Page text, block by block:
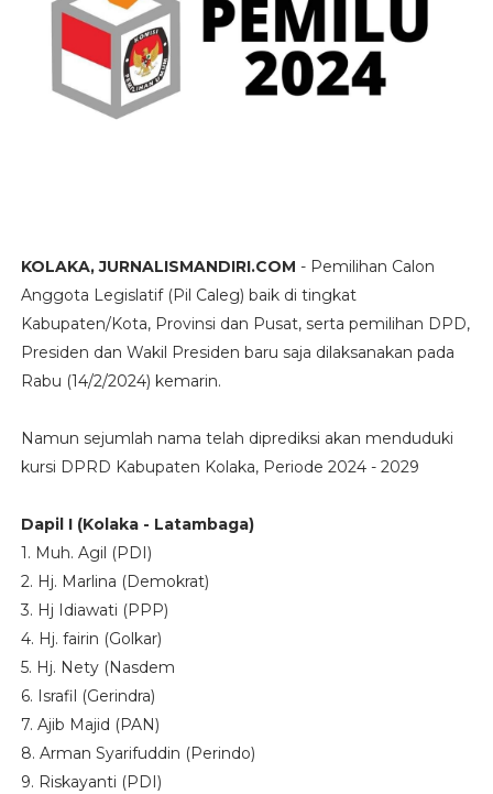
KOLAKA, JURNALISMANDIRI.COM - Pemilihan Calon
Anggota Legislatif (Pil Caleg) baik di tingkat
Kabupaten/Kota, Provinsi dan Pusat, serta pemilihan DPD,
Presiden dan Wakil Presiden baru saja dilaksanakan pada
Rabu (14/2/2024) kemarin.
Namun sejumlah nama telah diprediksi akan menduduki
kursi DPRD Kabupaten Kolaka, Periode 2024 - 2029
Dapil I (Kolaka - Latambaga)
1. Muh. Agil (PDI)
2. Hj. Marlina (Demokrat)
3. Hj Idiawati (PPP)
4. Hj. fairin (Golkar)
5. Hj. Nety (Nasdem
6. Israfil (Gerindra)
7. Ajib Majid (PAN)
8. Arman Syarifuddin (Perindo)
9. Riskayanti (PDI)